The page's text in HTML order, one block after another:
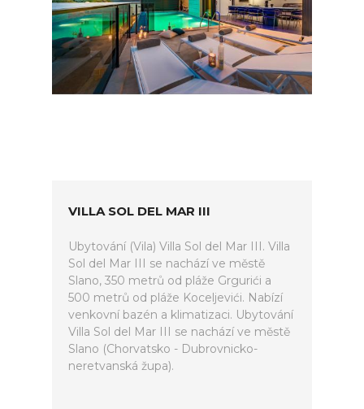
VILLA SOL DEL MAR III
Ubytování (Vila) Villa Sol del Mar III. Villa
Sol del Mar III se nachází ve městě
Slano, 350 metrů od pláže Grgurići a
500 metrů od pláže Koceljevići. Nabízí
venkovní bazén a klimatizaci. Ubytování
Villa Sol del Mar III se nachází ve městě
Slano (Chorvatsko - Dubrovnicko-
neretvanská župa).